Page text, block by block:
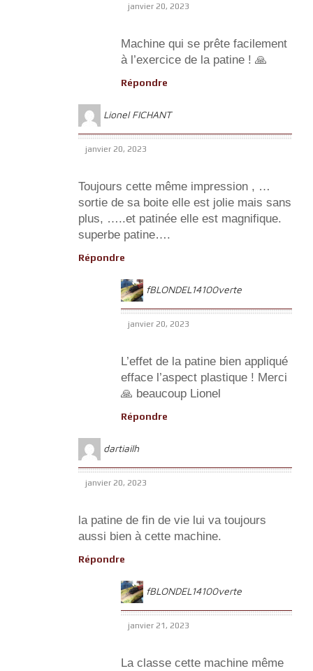
janvier 20, 2023
Machine qui se prête facilement
à l’exercice de la patine ! 🙏
Répondre
Lionel FICHANT
janvier 20, 2023
Toujours cette même impression , …
sortie de sa boite elle est jolie mais sans
plus, …..et patinée elle est magnifique.
superbe patine….
Répondre
fBLONDEL14100verte
janvier 20, 2023
L’effet de la patine bien appliqué
efface l’aspect plastique ! Merci
🙏 beaucoup Lionel
Répondre
dartiailh
janvier 20, 2023
la patine de fin de vie lui va toujours
aussi bien à cette machine.
Répondre
fBLONDEL14100verte
janvier 21, 2023
La classe cette machine même